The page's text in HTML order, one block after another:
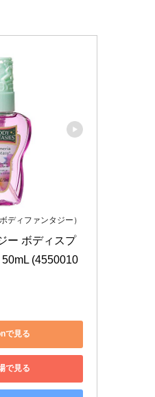
ディファンタジー）
ー ボディスプ
(4550010
で見る
で見る